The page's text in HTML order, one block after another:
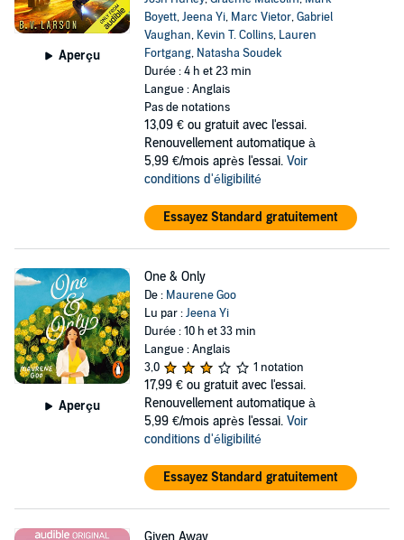
Aperçu
Boyett,Jeena Yi, Marc Vietor,Gabriel
Vaughan, Kevin T. Collins, Lauren
Fortgang, Natasha Soudek
Durée : 4 h et 23 min
Langue : Anglais
Pas de notations
13,09 € ou gratuit avec l'essai.
Renouvellement automatique à
5,99 €/mois après l'essai. Voir
conditions d'éligibilité
Essayez Standard gratuitement
Aperçu
One & Only
De : Maurene Goo
Lu par :Jeena Yi
Durée : 10 h et 33 min
Langue : Anglais
3,0
1 notation
17,99 € ou gratuit avec l'essai.
Renouvellement automatique à
5,99 €/mois après l'essai. Voir
conditions d'éligibilité
Essayez Standard gratuitement
Given Away